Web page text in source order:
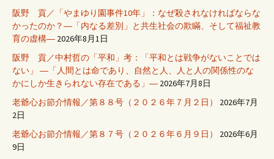
阪野 貢／「やまゆり園事件10年」：なぜ殺されなければならな
かったのか？―「内なる差別」と共生社会の欺瞞、そして福祉教
育の虚構― 2026年8月1日
阪野 貢／中村哲の「平和」考：「平和とは戦争がないことでは
ない」 ―「人間とは命であり、自然と人、人と人の関係性のな
かにしか生きられない存在である」― 2026年7月8日
老爺心お節介情報／第８８号（２０２６年７月２日）
2026年7月
2日
老爺心お節介情報／第８７号（２０２６年６月９日）
2026年6月
9日